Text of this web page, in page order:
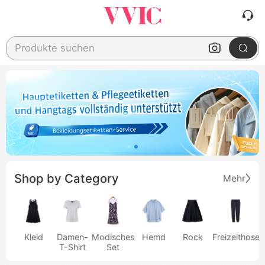
Produkte suchen
Shop by Category Mehr
Kleid
Damen-
T-Shirt
Modisches
Set
Hemd Rock Freizeithose